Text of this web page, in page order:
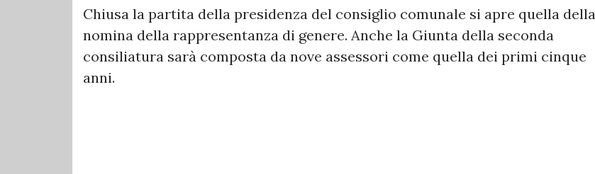
Chiusa la partita della presidenza del consiglio comunale si apre quella della
nomina della rappresentanza di genere. Anche la Giunta della seconda
consiliatura sarà composta da nove assessori come quella dei primi cinque
anni.